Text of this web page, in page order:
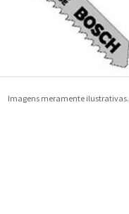
Imagens meramente ilustrativas.